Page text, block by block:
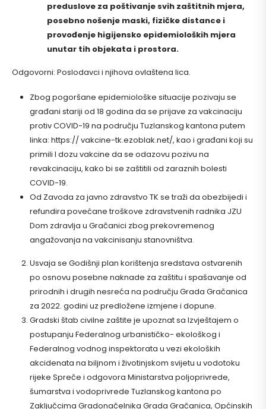
preduslove za poštivanje svih zaštitnih mjera,
posebno nošenje maski, fizičke distance i
provođenje higijensko epidemioloških mjera
unutar tih objekata i prostora.
Odgovorni: Poslodavci i njihova ovlaštena lica.
Zbog pogoršane epidemiološke situacije pozivaju se
građani stariji od 18 godina da se prijave za vakcinaciju
protiv COVID-19 na području Tuzlanskog kantona putem
linka: https:// vakcine-tk.ezoblak.net/, kao i građani koji su
primili I dozu vakcine da se odazovu pozivu na
revakcinaciju, kako bi se zaštitili od zaraznih bolesti
COVID-19.
Od Zavoda za javno zdravstvo TK se traži da obezbijedi i
refundira povećane troškove zdravstvenih radnika JZU
Dom zdravlja u Gračanici zbog prekovremenog
angažovanja na vakcinisanju stanovništva.
Usvaja se Godišnji plan korištenja sredstava ostvarenih
po osnovu posebne naknade za zaštitu i spašavanje od
prirodnih i drugih nesreća na području Grada Gračanica
za 2022. godini uz predložene izmjene i dopune.
Gradski štab civilne zaštite je upoznat sa Izvještajem o
postupanju Federalnog urbanističko- ekološkog i
Federalnog vodnog inspektorata u vezi ekoloških
akcidenata na biljnom i životinjskom svijetu u vodotoku
rijeke Spreče i odgovora Ministarstva poljoprivrede,
šumarstva i vodoprivrede Tuzlanskog kantona po
Zaključcima Gradonačelnika Grada Gračanica, Općinskih